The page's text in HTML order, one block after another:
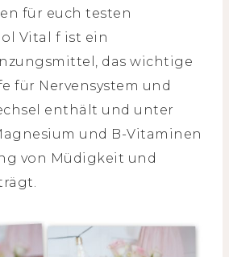
für euch testen
Vital f ist ein
das wichtige
für Nervensystem und
enthält und unter
und B-Vitaminen
von Müdigkeit und